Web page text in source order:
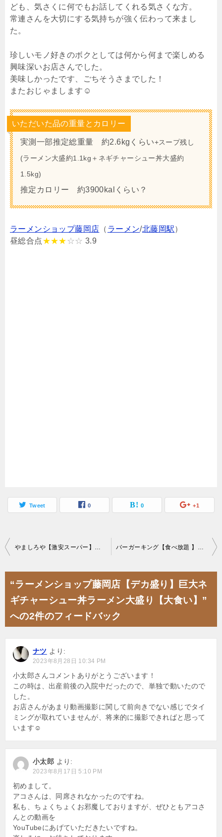
ども、気さくに何でもお話してくれる気さくな方。
常連さんを大切にする気持ちが強く伝わって来まし
た。
珍しいモノ好きのボクとしては何から何まで楽しめる
興味深いお店さんでした。
美味しかったです、ごちそうさまでした！
またおじゃまします☺︎
いただいた品の重量とカロリー
実測一部推定総重量 約2.6kgくらい+スープ残し
(ラーメン大盛約1.1kg＋ネギチャーシュー丼大盛約
1.5kg)
推定カロリー 約3900kalくらい？
ラーメンショップ藤岡店 （ ラーメン/北藤岡駅）
昼総合点★★★ ☆☆ 3.9
Tweet 0 0 +1
投
ー
ョ
ン
やましろや【激安スーパー】人気お弁当メニュー食べ比べおすすめランキング バーガーキング【食べ放題 】デカ盛り大食いイベント2022【即売切】年内再開催検討
“ラーメンショップ藤岡店【デカ盛り】巨大ネ
ギチャーシュー丼ラーメン大盛り【大食い】”
への2件のフィードバック
ナツ より:
2023年8月28日 10:34 PM
小太郎さんコメントありがとうございます！
この時は、出産前後の入院中だったので、単独で動いたので
した。
お店さんがあまり動画撮影に関して前向きでない感じでタイ
ミングが取れていませんが、将来的に撮影できればと思って
います☺︎
小太郎 より:
2023年8月17日 5:10 PM
初めまして。
アコさんは、同席されなかったのですね。
私も、ちょくちょくお邪魔しておりますが、ぜひともアコさ
んとの動画を
YouTubeにあげていただきたいですね。